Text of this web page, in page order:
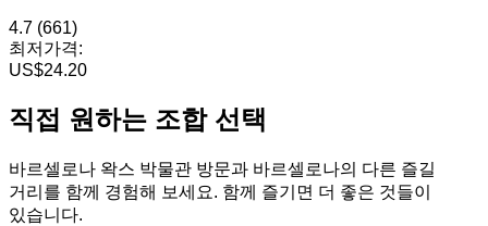
4.7 (661)
최저가격:
US$24.20
직접 원하는 조합 선택
바르셀로나 왁스 박물관 방문과 바르셀로나의 다른 즐길
거리를 함께 경험해 보세요. 함께 즐기면 더 좋은 것들이
있습니다.